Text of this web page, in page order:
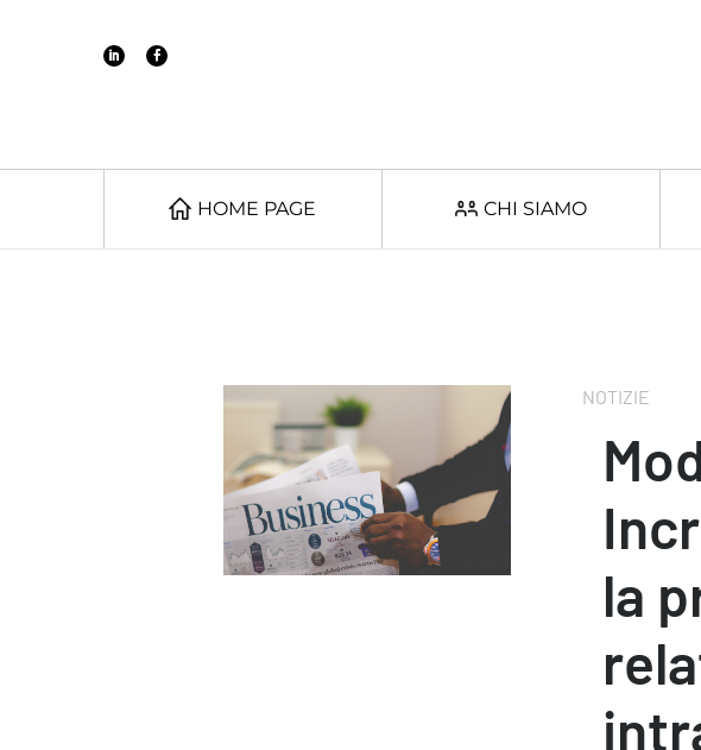
HOME PAGE CHI SIAMO
NOTIZIE
la